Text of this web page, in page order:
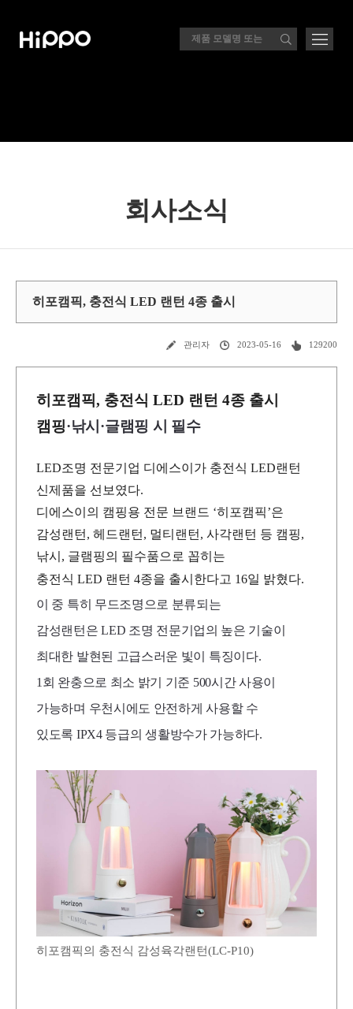
회사소식
히포캠픽, 충전식 LED 랜턴 4종 출시
관리자 2023-05-16 129200
히포캠픽, 충전식 LED 랜턴 4종 출시
캠핑·낚시 ·글램핑 시 필수
LED조명 전문기업 디에스이가 충전식 LED랜턴
신제품을 선보였다.
디에스이의 캠핑용 전문 브랜드 ‘히포캠픽’은
감성랜턴, 헤드랜턴, 멀티랜턴, 사각랜턴 등 캠핑,
낚시, 글램핑의 필수품으로 꼽히는
충전식 LED 랜턴 4종을 출시한다고 16일 밝혔다.
이 중 특히 무드조명으로 분류되는
감성랜턴은LED 조명 전문기업의 높은 기술이
최대한 발현된 고급스러운 빛이 특징이다.
1회 완충으로 최소 밝기 기준 500시간 사용이
가능하며 우천시에도 안전하게 사용할 수
있도록 IPX4 등급의 생활방수가 가능하다.
히포캠픽의 충전식 감성육각랜턴(LC-P10)